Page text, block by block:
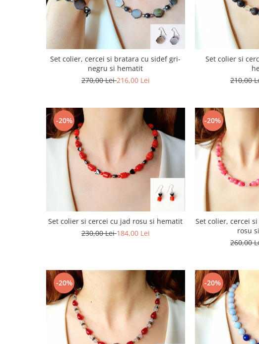
Set colier, cercei si bratara cu sidef gri-
negru si hematit
270,00 Lei216,00 Lei
Set colier si
210,00
-20%
Set colier si cercei cu jad rosu si hematit
230,00 Lei184,00 Lei
-20%
Set colier, cercei
rosu
260,00
-20% -20%